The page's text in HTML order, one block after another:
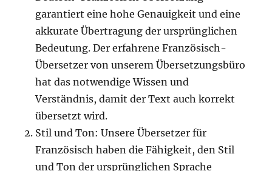
garantiert eine hohe Genauigkeit und eine
akkurate Übertragung der ursprünglichen
Bedeutung. Der erfahrene Französisch-
Übersetzer von unserem Übersetzungsbüro
hat das notwendige Wissen und
Verständnis, damit der Text auch korrekt
übersetzt wird.
Stil und Ton: Unsere Übersetzer für
Französisch haben die Fähigkeit, den Stil
und Ton der ursprünglichen Sprache